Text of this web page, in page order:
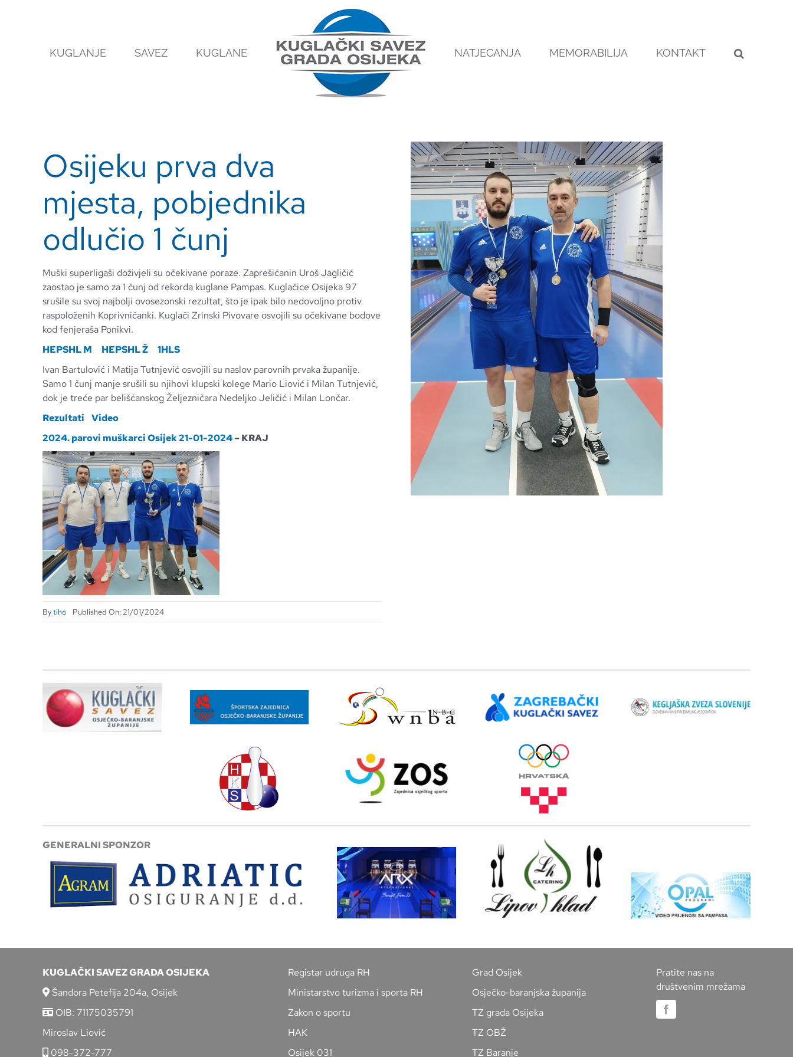
KUGLANJE
SAVEZ KUGLANE NATJECANJA MEMORABILIJA KONTAKT
Osijeku prva dva
mjesta, pobjednika
odlučio 1 čunj
Muški superligaši doživjeli su očekivane poraze. Zaprešićanin Uroš Jagličić
zaostao je samo za 1 čunj od rekorda kuglane Pampas. Kuglačice Osijeka 97
srušile su svoj najbolji ovosezonski rezultat, što je ipak bilo nedovoljno protiv
raspoloženih Koprivničanki. Kuglači Zrinski Pivovare osvojili su očekivane bodove
kod fenjeraša Ponikvi.
HEPSHL M
HEPSHL Ž
1HLS
Ivan Bartulović i Matija Tutnjević osvojili su naslov parovnih prvaka županije.
Samo 1 čunj manje srušili su njihovi klupski kolege Mario Liović i Milan Tutnjević,
dok je treće par belišćanskog Željezničara Nedeljko Jeličić i Milan Lončar.
Rezultati
Video
2024. parovi muškarci Osijek 21-01-2024– KRAJ
Bytiho Published On: 21/01/2024
GENERALNI SPONZOR
KUGLAČKI SAVEZ GRADA OSIJEKA
Šandora Petefija 204a, Osijek
OIB: 71175035791
Miroslav Liović
098-372-777
Registar udruga RH
Ministarstvo turizma i sporta RH
Zakon o sportu
HAK
Osijek 031
Grad Osijek
Osječko-baranjska županija
TZ grada Osijeka
TZ OBŽ
TZ Baranje
Pratite nas na
društvenim mrežama